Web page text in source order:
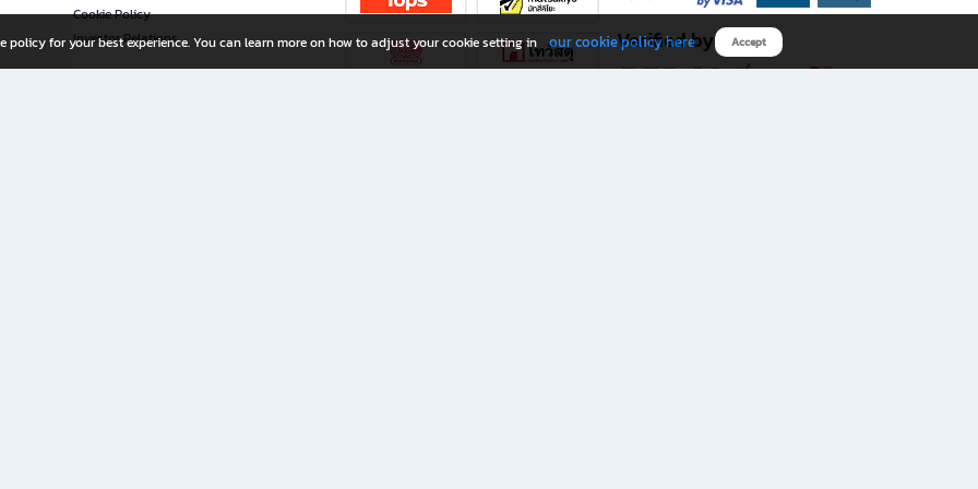
Cookie Policy
Investor Relations
Verified by
policy for your best experience. You can learn more on how to adjust your cookie setting in our cookie policy here Accept